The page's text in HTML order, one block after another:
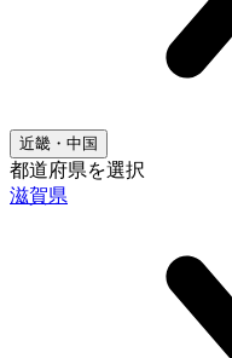
近畿・中国
都道府県を選択
滋賀県